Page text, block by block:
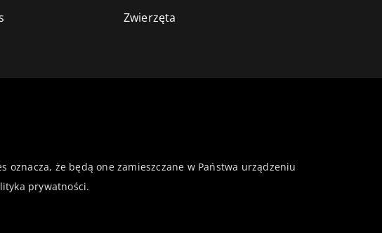
Zwierzęta
że będą one zamieszczane w Państwa urządzeniu
prywatności.